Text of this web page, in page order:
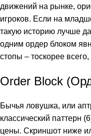
движений на рынке,
игроков. Если на
такую историю лучше
одним ордер блоком
стопы – тоскорее
Order Block
Бычья ловушка, или
классический паттерн
цены. Cкриншот ниже